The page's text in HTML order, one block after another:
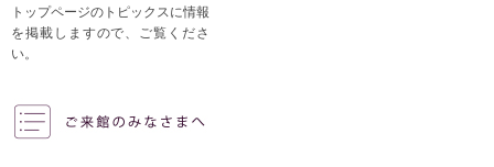
トップページのトピックスに情報
を掲載しますので、ご覧くださ
い。